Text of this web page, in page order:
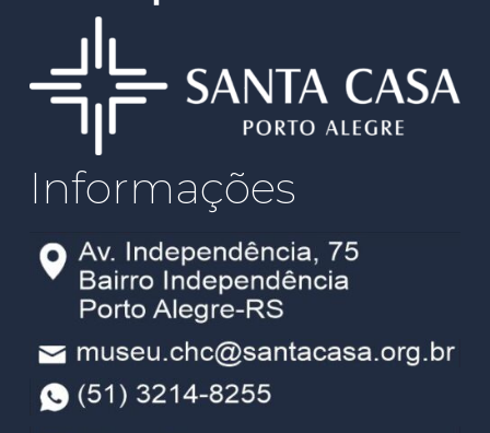
Informações